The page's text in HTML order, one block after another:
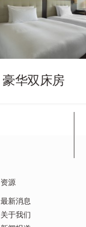
豪华双床房
资源
最新消息
关于我们